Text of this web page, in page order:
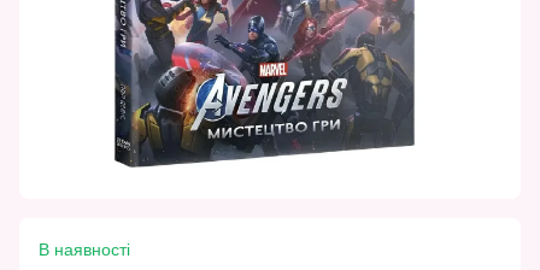
В наявності